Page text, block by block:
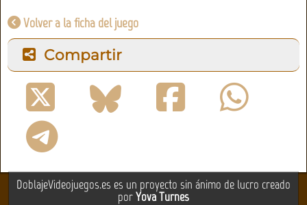
Volver a la ficha del juego
Compartir
DoblajeVideojuegos.es es un proyecto sin ánimo de lucro creado
porYova Turnes